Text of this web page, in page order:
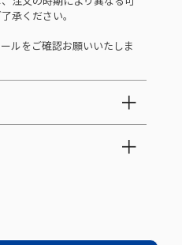
承ください。
ルをご確認お願いいたしま